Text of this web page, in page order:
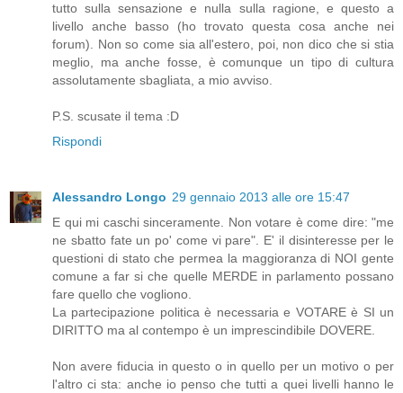
tutto sulla sensazione e nulla sulla ragione, e questo a
livello anche basso (ho trovato questa cosa anche nei
forum). Non so come sia all'estero, poi, non dico che si stia
meglio, ma anche fosse, è comunque un tipo di cultura
assolutamente sbagliata, a mio avviso.
P.S. scusate il tema :D
Rispondi
Alessandro Longo 29 gennaio 2013 alle ore 15:47
E qui mi caschi sinceramente. Non votare è come dire: "me
ne sbatto fate un po' come vi pare". E' il disinteresse per le
questioni di stato che permea la maggioranza di NOI gente
comune a far si che quelle MERDE in parlamento possano
fare quello che vogliono.
La partecipazione politica è necessaria e VOTARE è SI un
DIRITTO ma al contempo è un imprescindibile DOVERE.
Non avere fiducia in questo o in quello per un motivo o per
l'altro ci sta: anche io penso che tutti a quei livelli hanno le